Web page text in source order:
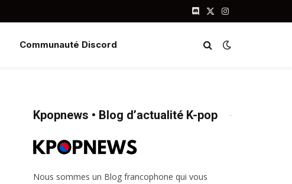
Discord
X
Instagram
Communauté Discord
Kpopnews • Blog d’actualité K-pop
Nous sommes un Blog francophone qui vous